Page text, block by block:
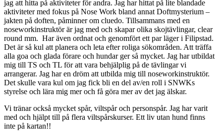
jag att hitta på aktiviteter för andra. Jag har hittat på lite blandade
aktiviteter med fokus på Nose Work bland annat Doftmysterium –
jakten på doften, påminner om cluedo. Tillsammans med en
noseworkinstruktör är jag med och skapar olika skojtävlingar, clear
round mm. Har även ordnat och genomfört ett par läger i Filipstad.
Det är så kul att planera och leta efter roliga sökområden. Att träffa
alla goa och glada förare och hundar ger så mycket. Jag har utbildat
mig till TS och TL för att vara behjälplig på de tävlingar vi
arrangerar. Jag har en dröm att utbilda mig till noseworkinstruktör.
Det skulle vara kul om jag fick bli en del av/en roll i SNWKs
styrelse och lära mig mer och få göra mer av det jag älskar.
Vi tränar också mycket spår, viltspår och personspår. Jag har varit
med och hjälpt till på flera viltspårskurser. Ett liv utan hund finns
inte på kartan!!